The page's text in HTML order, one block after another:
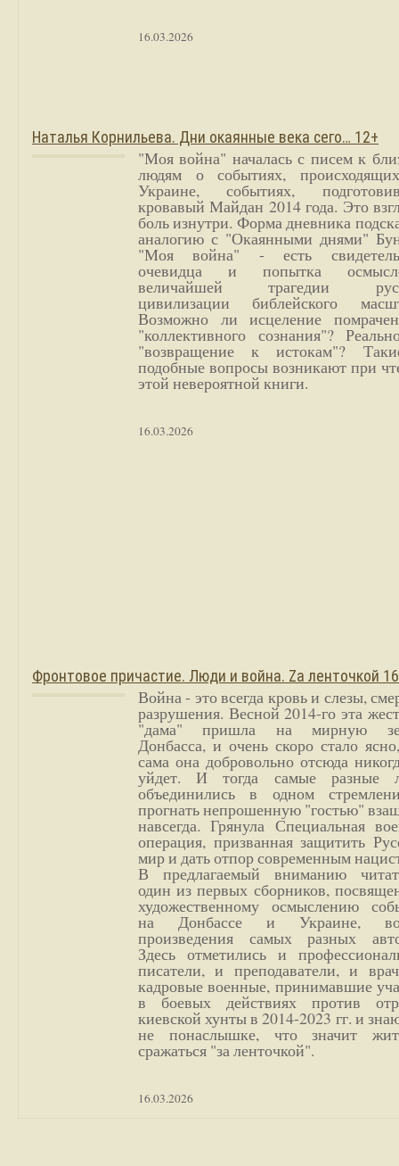
16.03.2026
Наталья Корнильева. Дни окаянные века сего… 12+
"Моя война" началась с писем к
людям о событиях,
Украине, событиях,
кровавый Майдан 2014 года. Это
боль изнутри. Форма дневника
аналогию с "Окаянными днями"
"Моя война" - есть
очевидца и попытка
величайшей трагедии
цивилизации библейского
Возможно ли исцеление
"коллективного сознания"?
"возвращение к истокам"?
подобные вопросы возникают при
этой невероятной книги.
16.03.2026
Фронтовое причастие. Люди и война. Zа ленточкой
Война - это всегда кровь и слезы,
разрушения. Весной 2014-го эта
"дама" пришла на мирную
Донбасса, и очень скоро стало
сама она добровольно отсюда
уйдет. И тогда самые разные
объединились в одном
прогнать непрошенную "гостью"
навсегда. Грянула Специальная
операция, призванная защитить
мир и дать отпор современным
В предлагаемый вниманию
один из первых сборников,
художественному осмыслению
на Донбассе и Украине,
произведения самых разных
Здесь отметились и
писатели, и преподаватели, и
кадровые военные, принимавшие
в боевых действиях против
киевской хунты в 2014-2023 гг. и
не понаслышке, что значит
сражаться "за ленточкой".
16.03.2026